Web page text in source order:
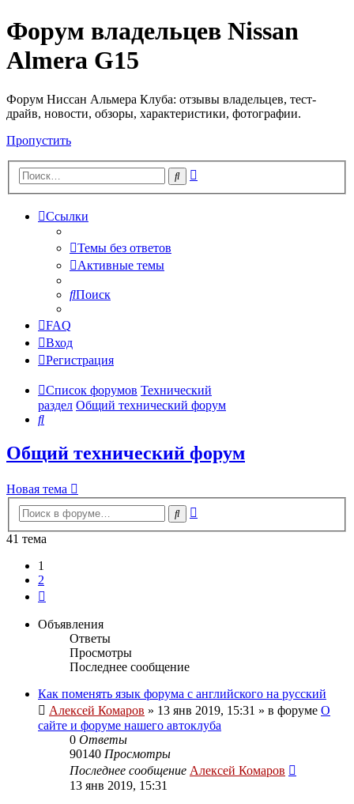
Форум владельцев Nissan
Almera G15
Форум Ниссан Альмера Клуба: отзывы владельцев, тест-
драйв, новости, обзоры, характеристики, фотографии.
Пропустить
Поиск
Ссылки
Темы без ответов
Активные темы
Поиск
FAQ
Вход
Регистрация
Список форумов Технический
раздел Общий технический форум
Поиск
Общий технический форум
Новая тема
Поиск
41 тема
1
2
Объявления
Ответы
Просмотры
Последнее сообщение
Как поменять язык форума с английского на русский
Алексей Комаров » 13 янв 2019, 15:31 » в форуме О
сайте и форуме нашего автоклуба
0 Ответы
90140 Просмотры
Последнее сообщение Алексей Комаров
13 янв 2019, 15:31